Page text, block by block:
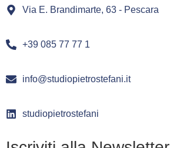
Via E. Brandimarte, 63 - Pescara
+39 085 77 77 1
info@studiopietrostefani.it
studiopietrostefani